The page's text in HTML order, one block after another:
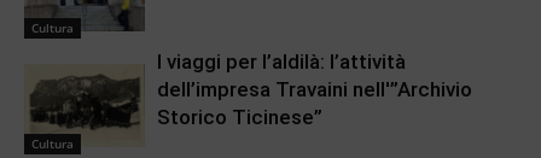
Cultura
Cultura
I viaggi per l’aldilà: l’attività
dell’impresa Travaini nell'”Archivio
Storico Ticinese”